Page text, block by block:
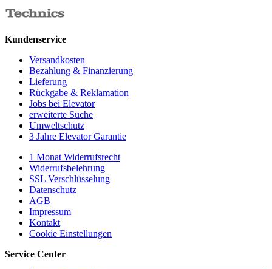
Kundenservice
Versandkosten
Bezahlung & Finanzierung
Lieferung
Rückgabe & Reklamation
Jobs bei Elevator
erweiterte Suche
Umweltschutz
3 Jahre Elevator Garantie
1 Monat Widerrufsrecht
Widerrufsbelehrung
SSL Verschlüsselung
Datenschutz
AGB
Impressum
Kontakt
Cookie Einstellungen
Service Center